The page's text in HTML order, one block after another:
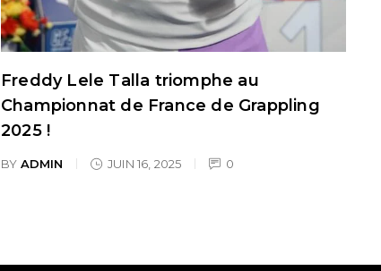
Freddy Lele Talla triomphe au
Championnat de France de Grappling
2025 !
BY ADMIN JUIN 16, 2025 0